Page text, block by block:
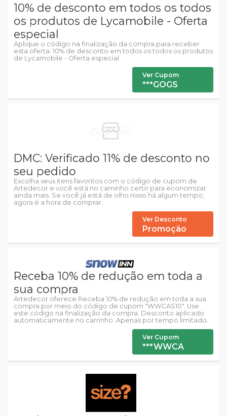
10% de desconto em todos os todos
os produtos de Lycamobile - Oferta
especial
Aplique o código na finalização da compra para receber
esta oferta. 10% de desconto em todos os todos os produtos
de Lycamobile - Oferta especial
Ver Cupom
***GOGS
DMC: Verificado 11% de desconto no
seu pedido
Escolha seus itens favoritos com o código de cupom de
Artedecor e você está no caminho certo para economizar
ainda mais. Se você já está de olho nisso há algum tempo,
agora é a hora de comprar.
Ver Desconto
Promoção
Receba 10% de redução em toda a
sua compra
Artedecor oferece Receba 10% de redução em toda a sua
compra por meio do código de cupom "WWCAS10". Use
este código na finalização da compra. Desconto aplicado
automaticamente no carrinho. Apenas por tempo limitado.
Ver Cupom
***WWCA